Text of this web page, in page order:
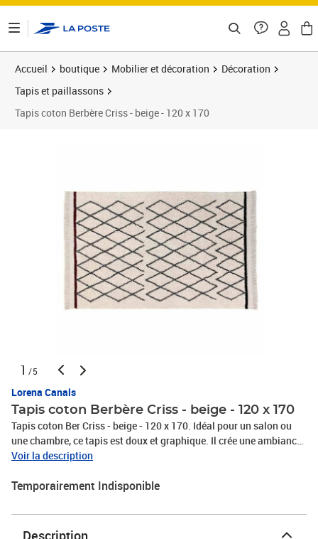
Accueil boutique Mobilier et décoration
Décoration
Tapis et paillassons
Tapis coton Berbère Criss - beige - 120 x 170
1 /5
Lorena Canals
Tapis coton Berbère Criss - beige - 120 x 170
Tapis coton Ber Criss - beige - 120 x 170. Idéal pour un salon ou
une chambre, ce tapis est doux et graphique. Il crée une ambiance
chaleureuse et accueillante tout en conservant son côté chic. Il est
Chaque tapis est unique, ce qui peut entraîner de légères
aucune teinture toxique ou polluante n'est utilisée.Ce produit
respecte toutes les normes de qualité et de sécurité pour les
Voir la description
Temporairement Indisponible
Description